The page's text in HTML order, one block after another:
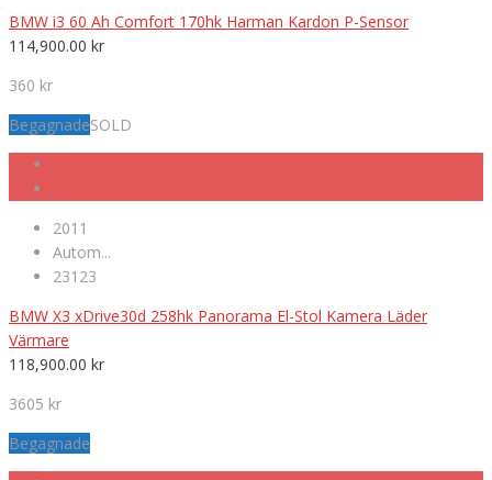
BMW i3 60 Ah Comfort 170hk Harman Kardon P-Sensor
114,900.00 kr
360 kr
BegagnadeSOLD
2011
Autom...
23123
BMW X3 xDrive30d 258hk Panorama El-Stol Kamera Läder
Värmare
118,900.00 kr
3605 kr
Begagnade